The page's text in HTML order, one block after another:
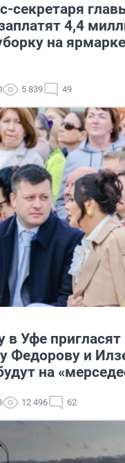
секретаря
4,4
на
5 839 49
в Уфе пригласят
Федорову и
на
12 496 62